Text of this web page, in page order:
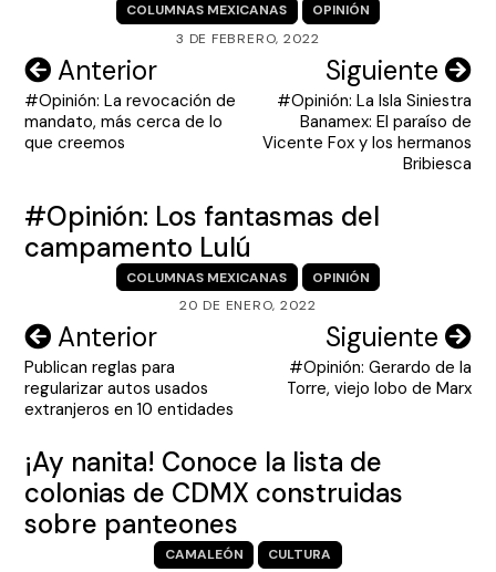
COLUMNAS MEXICANAS
OPINIÓN
3 DE FEBRERO, 2022
Navegación
de
entradas
Anterior
#Opinión: La revocación de
mandato, más cerca de lo
que creemos
Siguiente
#Opinión: La Isla Siniestra
Banamex: El paraíso de
Vicente Fox y los hermanos
Bribiesca
#Opinión: Los fantasmas del
campamento Lulú
COLUMNAS MEXICANAS
OPINIÓN
20 DE ENERO, 2022
Navegación
de
entradas
Anterior
Publican reglas para
regularizar autos usados
extranjeros en 10 entidades
Siguiente
#Opinión: Gerardo de la
Torre, viejo lobo de Marx
¡Ay nanita! Conoce la lista de
colonias de CDMX construidas
sobre panteones
CAMALEÓN
CULTURA